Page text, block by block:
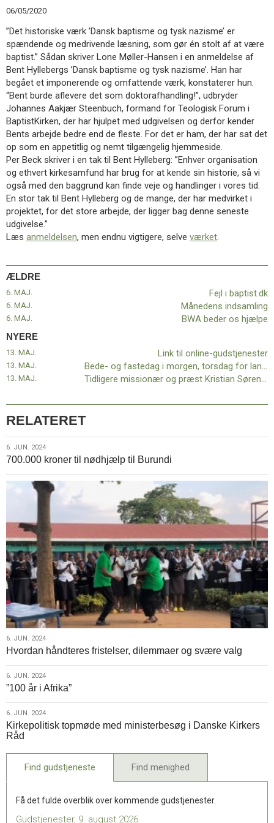
11.0:
Kalender
13.0:
Værktøjskassen
14.0:
Mission
15.0:
Om
BaptistKirken
16.0:
Kontakt
Næste
indlæg:
Link
online-
gudstjenesterForrige
indlæg:
Fejl
baptist.dk
06/05/2020
”Det historiske værk ’Dansk baptisme og tysk nazisme’ er
spændende og medrivende læsning, som gør én stolt af at være
baptist.” Sådan skriver Lone Møller-Hansen i en anmeldelse af
Bent Hyllebergs ’Dansk baptisme og tysk nazisme’. Han har
begået et imponerende og omfattende værk, konstaterer hun.
“Bent burde aflevere det som doktorafhandling!”, udbryder
Johannes Aakjær Steenbuch, formand for Teologisk Forum i
BaptistKirken, der har hjulpet med udgivelsen og derfor kender
Bents arbejde bedre end de fleste. For det er ham, der har sat det
op som en appetitlig og nemt tilgængelig hjemmeside.
Per Beck skriver i en tak til Bent Hylleberg: ”Enhver organisation
og ethvert kirkesamfund har brug for at kende sin historie, så vi
også med den baggrund kan finde veje og handlinger i vores tid.
En stor tak til Bent Hylleberg og de mange, der har medvirket i
projektet, for det store arbejde, der ligger bag denne seneste
udgivelse.”
Læs anmeldelsen, men endnu vigtigere, selve værket.
ÆLDRE
6. MAJ. Fejl i baptist.dk
6. MAJ. Månedens indsamling
6. MAJ. BWA beder os hjælpe
NYERE
Link til online-gudstjenester
13. MAJ.
Bede- og fastedag i morgen, torsdag for lande ramt af Coronapandemien
13. MAJ.
Tidligere missionær og præst Kristian Sørensen er død
13. MAJ.
RELATERET
6.
jun.
2024
6. JUN. 2024
700.000 kroner til nødhjælp til Burundi
6.
jun.
2024
6. JUN. 2024
Hvordan håndteres fristelser, dilemmaer og svære valg
6.
jun.
2024
6. JUN. 2024
”100 år i Afrika”
6.
jun.
2024
6. JUN. 2024
Kirkepolitisk topmøde med ministerbesøg i Danske Kirkers
Råd
Find gudstjeneste Find menighed
Få det fulde overblik over kommende gudstjenester.
Gudstjenester, 9. august 2026